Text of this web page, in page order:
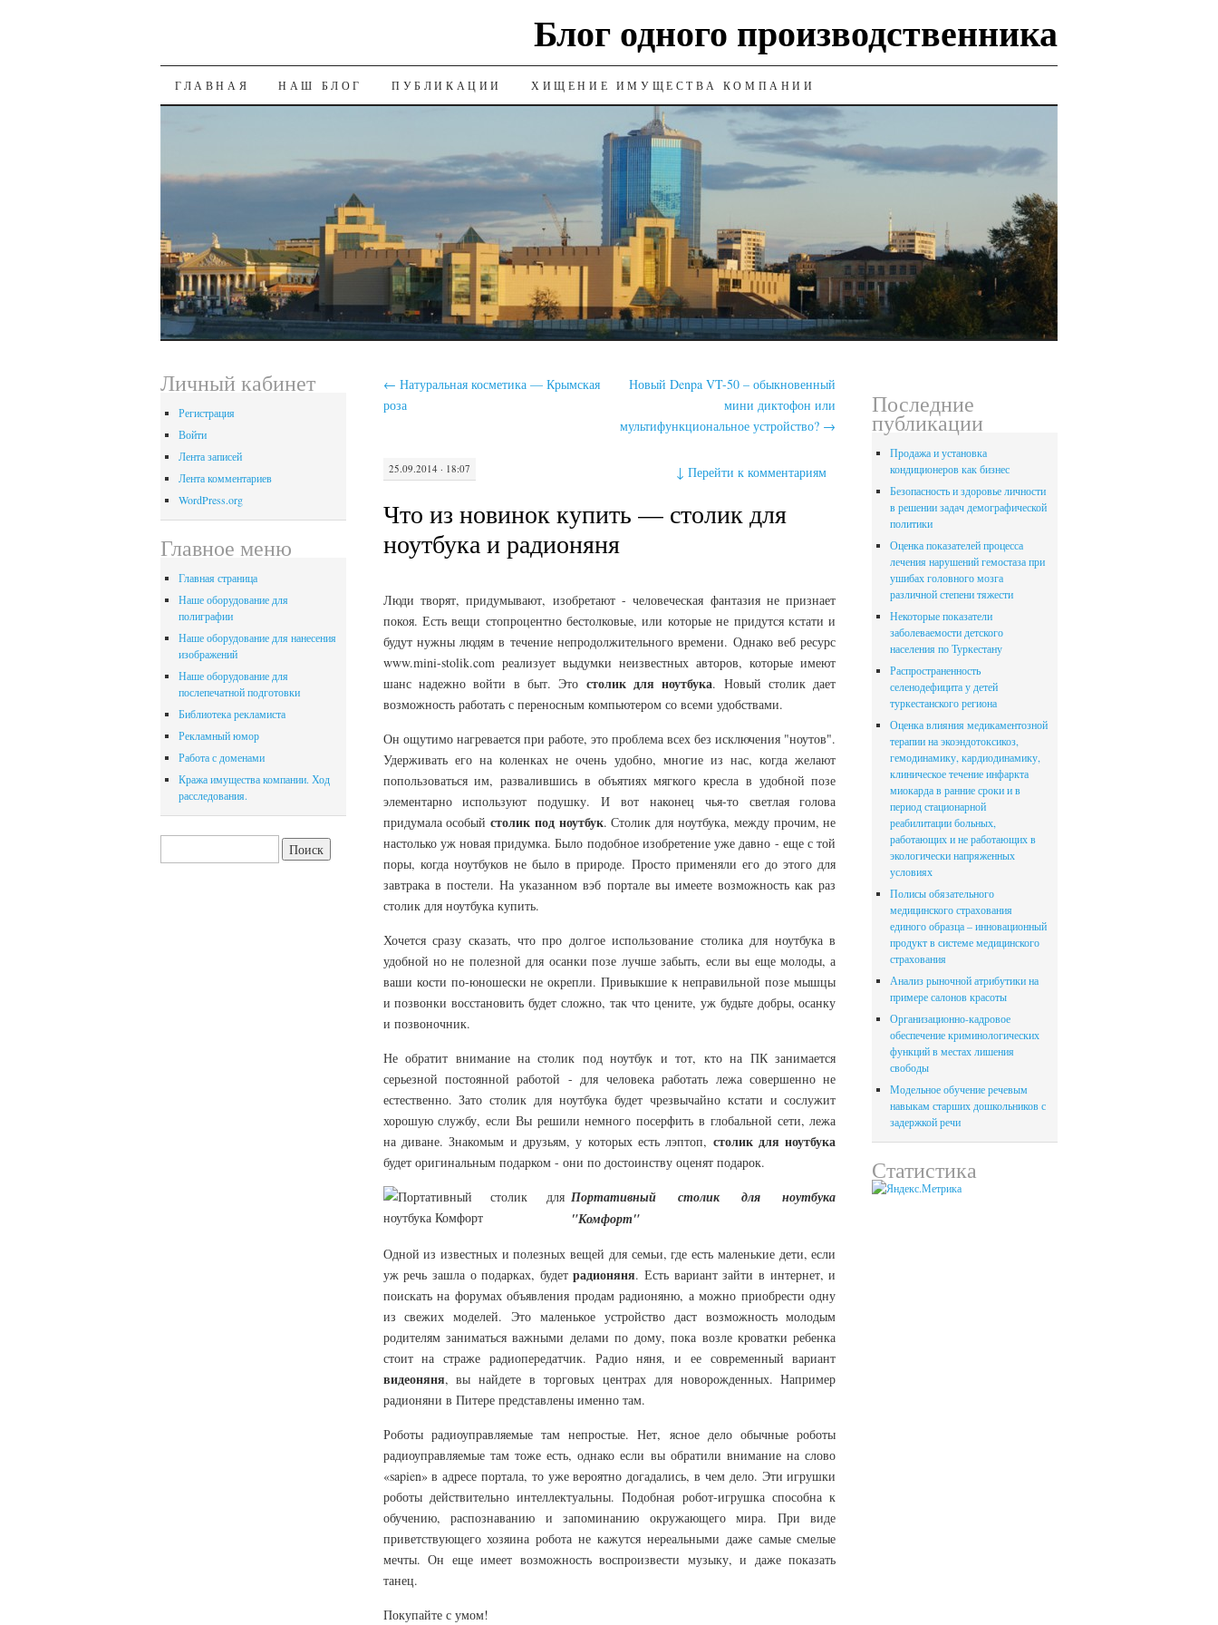
Блог одного производственника
SKIP
ГЛАВНАЯ НАШ БЛОГ ПУБЛИКАЦИИ ХИЩЕНИЕ ИМУЩЕСТВА КОМПАНИИ
← Натуральная косметика — Крымская
роза
Новый Denpa VT-50 – обыкновенный
мини диктофон или
мультифункциональное устройство? →
25.09.2014 · 18:07 ↓Перейти к комментариям
Что из новинок купить — столик для
ноутбука и радионяня
Люди творят, придумывают, изобретают - человеческая фантазия не признает
покоя. Есть вещи стопроцентно бестолковые, или которые не придутся кстати и
будут нужны людям в течение непродолжительного времени. Однако веб ресурс
www.mini-stolik.com реализует выдумки неизвестных авторов, которые имеют
шанс надежно войти в быт. Это столик для ноутбука. Новый столик дает
возможность работать с переносным компьютером со всеми удобствами.
Он ощутимо нагревается при работе, это проблема всех без исключения "ноутов".
Удерживать его на коленках не очень удобно, многие из нас, когда желают
попользоваться им, развалившись в объятиях мягкого кресла в удобной позе
элементарно используют подушку. И вот наконец чья-то светлая голова
придумала особыйстолик под ноутбук. Столик для ноутбука, между прочим, не
настолько уж новая придумка. Было подобное изобретение уже давно - еще с той
поры, когда ноутбуков не было в природе. Просто применяли его до этого для
завтрака в постели. На указанном вэб портале вы имеете возможность как раз
столик для ноутбука купить.
Хочется сразу сказать, что про долгое использование столика для ноутбука в
удобной но не полезной для осанки позе лучше забыть, если вы еще молоды, а
ваши кости по-юношески не окрепли. Привыкшие к неправильной позе мышцы
и позвонки восстановить будет сложно, так что цените, уж будьте добры, осанку
и позвоночник.
Не обратит внимание на столик под ноутбук и тот, кто на ПК занимается
серьезной постоянной работой - для человека работать лежа совершенно не
естественно. Зато столик для ноутбука будет чрезвычайно кстати и сослужит
хорошую службу, если Вы решили немного посерфить в глобальной сети, лежа
на диване. Знакомым и друзьям, у которых есть лэптоп, столик для ноутбука
будет оригинальным подарком - они по достоинству оценят подарок.
Портативный столик для ноутбука
"Комфорт"
Одной из известных и полезных вещей для семьи, где есть маленькие дети, если
уж речь зашла о подарках, будетрадионяня. Есть вариант зайти в интернет, и
поискать на форумах объявления продам радионяню, а можно приобрести одну
из свежих моделей. Это маленькое устройство даст возможность молодым
родителям заниматься важными делами по дому, пока возле кроватки ребенка
стоит на страже радиопередатчик. Радио няня, и ее современный вариант
видеоняня, вы найдете в торговых центрах для новорожденных. Например
радионяни в Питере представлены именно там.
Роботы радиоуправляемые там непростые. Нет, ясное дело обычные роботы
радиоуправляемые там тоже есть, однако если вы обратили внимание на слово
«sapien» в адресе портала, то уже вероятно догадались, в чем дело. Эти игрушки
роботы действительно интеллектуальны. Подобная робот-игрушка способна к
обучению, распознаванию и запоминанию окружающего мира. При виде
приветствующего хозяина робота не кажутся нереальными даже самые смелые
мечты. Он еще имеет возможность воспроизвести музыку, и даже показать
танец.
Покупайте с умом!
Личный кабинет
Регистрация
Войти
Лента записей
Лента комментариев
WordPress.org
Главное меню
Главная страница
Наше оборудование для
полиграфии
Наше оборудование для нанесения
изображений
Наше оборудование для
послепечатной подготовки
Библиотека рекламиста
Рекламный юмор
Работа с доменами
Кража имущества компании. Ход
расследования.
Последние
публикации
Продажа и установка
кондиционеров как бизнес
Безопасность и здоровье личности
в решении задач демографической
политики
Оценка показателей процесса
лечения нарушений гемостаза при
ушибах головного мозга
различной степени тяжести
Некоторые показатели
заболеваемости детского
населения по Туркестану
Распространенность
селенодефицита у детей
туркестанского региона
Оценка влияния медикаментозной
терапии на экоэндотоксикоз,
гемодинамику, кардиодинамику,
клиническое течение инфаркта
миокарда в ранние сроки и в
период стационарной
реабилитации больных,
работающих и не работающих в
экологически напряженных
условиях
Полисы обязательного
медицинского страхования
единого образца – инновационный
продукт в системе медицинского
страхования
Анализ рыночной атрибутики на
примере салонов красоты
Организационно-кадровое
обеспечение криминологических
функций в местах лишения
свободы
Модельное обучение речевым
навыкам старших дошкольников с
задержкой речи
Статистика